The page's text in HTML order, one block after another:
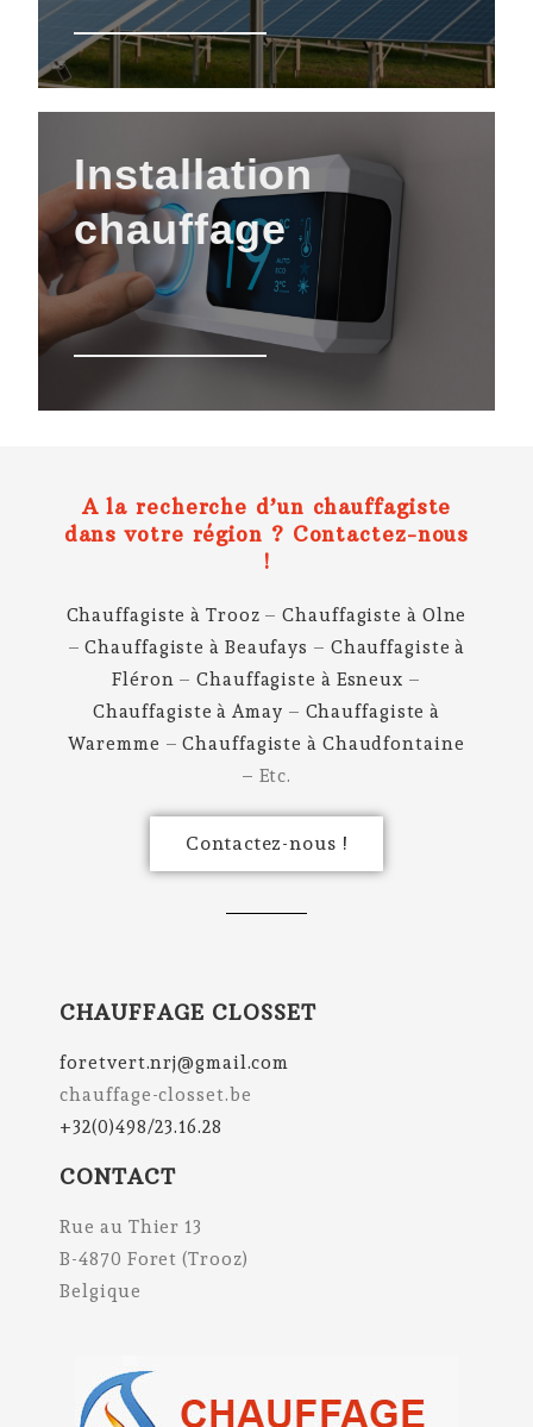
Installation
chauffage
A la recherche d’un chauffagiste
dans votre région ? Contactez-nous
!
Chauffagiste à Trooz –Chauffagiste à Olne
–Chauffagiste à Beaufays – Chauffagiste à
Fléron –Chauffagiste à Esneux –
Chauffagiste à Amay – Chauffagiste à
Waremme –Chauffagiste à Chaudfontaine
– Etc.
Contactez-nous !
CHAUFFAGE CLOSSET
foretvert.nrj@gmail.com
chauffage-closset.be
+32(0)498/23.16.28
CONTACT
Rue au Thier 13
B-4870 Foret (Trooz)
Belgique